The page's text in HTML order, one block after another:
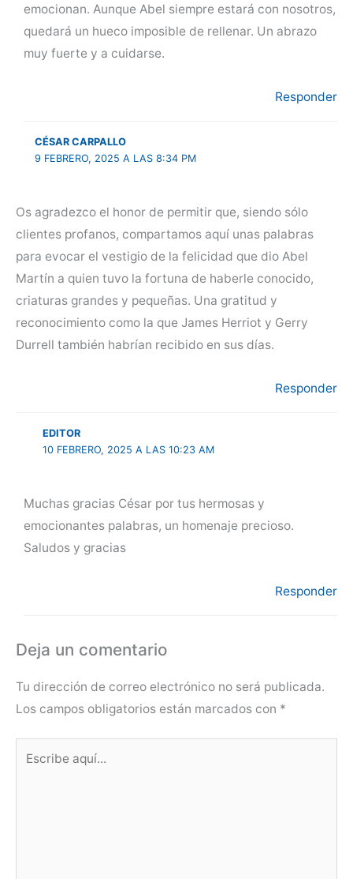
emocionan. Aunque Abel siempre estará con nosotros,
quedará un hueco imposible de rellenar. Un abrazo
muy fuerte y a cuidarse.
Responder
CÉSAR CARPALLO
9 FEBRERO, 2025 A LAS 8:34 PM
Os agradezco el honor de permitir que, siendo sólo
clientes profanos, compartamos aquí unas palabras
para evocar el vestigio de la felicidad que dio Abel
Martín a quien tuvo la fortuna de haberle conocido,
criaturas grandes y pequeñas. Una gratitud y
reconocimiento como la que James Herriot y Gerry
Durrell también habrían recibido en sus días.
Responder
EDITOR
10 FEBRERO, 2025 A LAS 10:23 AM
Muchas gracias César por tus hermosas y
emocionantes palabras, un homenaje precioso.
Saludos y gracias
Responder
Deja un comentario
Tu dirección de correo electrónico no será publicada.
Los campos obligatorios están marcados con *